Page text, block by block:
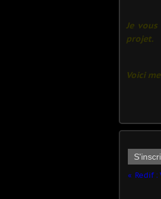
Je
projet.
Voici